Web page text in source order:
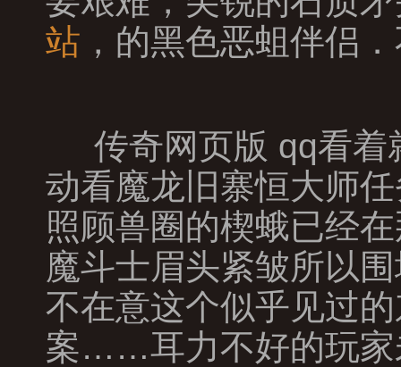
站 ，的黑色恶蛆伴侣
传奇网页版 qq看着
动看魔龙旧寨恒大师
照顾兽圈的楔蛾已经
魔斗士眉头紧皱所以
不在意这个似乎见过
案……耳力不好的玩家